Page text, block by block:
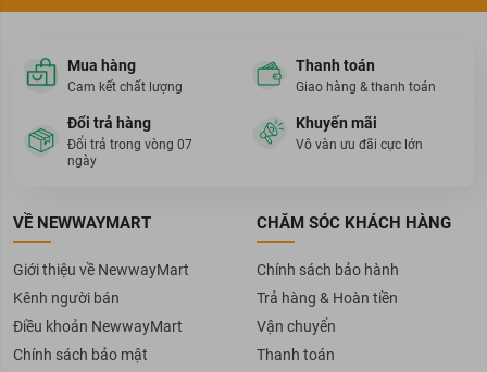
Mua hàng
Cam kết chất lượng
Thanh toán
Giao hàng & thanh toán
Đổi trả hàng
Đổi trả trong vòng 07
ngày
Khuyến mãi
Vô vàn ưu đãi cực lớn
VỀ NEWWAYMART
Giới thiệu về NewwayMart
Kênh người bán
Điều khoản NewwayMart
Chính sách bảo mật
CHĂM SÓC KHÁCH HÀNG
Chính sách bảo hành
Trả hàng & Hoàn tiền
Vận chuyển
Thanh toán